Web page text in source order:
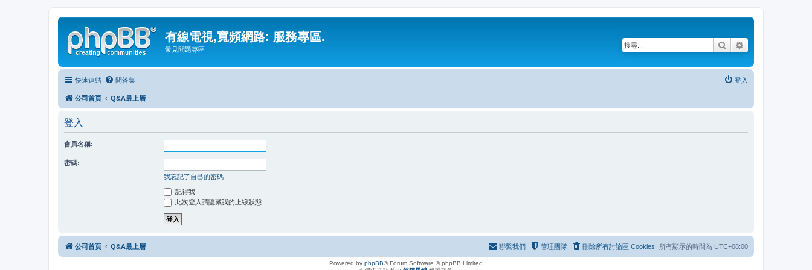
有線電視,寬頻網路: 服務專區.
常見問題專區 搜尋
快速連結 問答集 登入
公司首頁 Q&A最上層
登入
會員名稱:
密碼:
我忘記了自己的密碼
記得我
此次登入請隱藏我的上線狀態
公司首頁 Q&A最上層 所有顯示的時間為 UTC+08:00
刪除所有討論區 Cookies
管理團隊
聯繫我們
Powered by phpBB® Forum Software © phpBB Limited